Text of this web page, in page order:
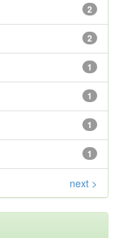
2
2
1
1
1
1
next >